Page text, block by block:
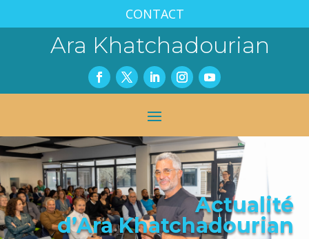
CONTACT
Ara Khatchadourian
Actualité
d’Ara Khatchadourian